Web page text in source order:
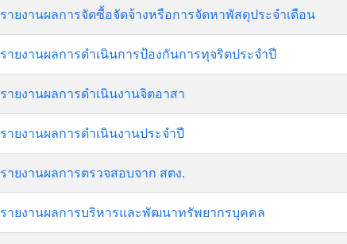
รายงานผลการจัดซื้อจัดจ้างหรือการจัดหาพัสดุประจำเดือน
รายงานผลการดำเนินการป้องกันการทุจริตประจำปี
รายงานผลการดำเนินงานจิตอาสา
รายงานผลการดำเนินงานประจำปี
รายงานผลการตรวจสอบจาก สตง.
รายงานผลการบริหารและพัฒนาทรัพยากรบุคคล